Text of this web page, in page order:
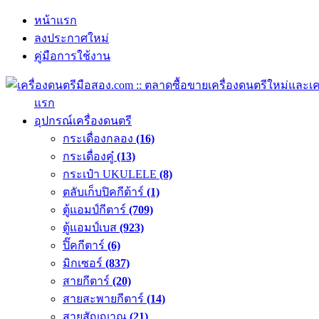
หน้าแรก
ลงประกาศใหม่
คู่มือการใช้งาน
แรก
อุปกรณ์เครื่องดนตรี
กระเดื่องกลอง (16)
กระเดื่องคู๋ (13)
กระเป๋า UKULELE (8)
ตลับเก็บปิคกีต้าร์ (1)
ตู้แอมป์กีตาร์ (709)
ตู้แอมป์เบส (923)
ปิ๊คกีตาร์ (6)
มิกเซอร์ (837)
สายกีตาร์ (20)
สายสะพายกีตาร์ (14)
สายสัญญาณ (21)